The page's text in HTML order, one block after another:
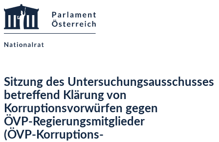
Sitzung des Untersuchungsausschusses
betreffend Klärung von
Korruptionsvorwürfen gegen
ÖVP-Regierungsmitglieder
(ÖVP-Korruptions-